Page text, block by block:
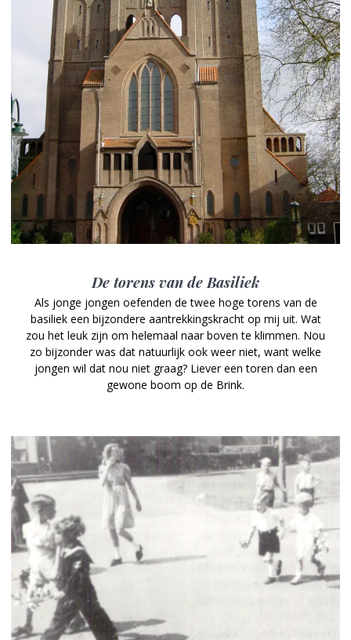
De torens van de Basiliek
Als jonge jongen oefenden de twee hoge torens van de
basiliek een bijzondere aantrekkingskracht op mij uit. Wat
zou het leuk zijn om helemaal naar boven te klimmen. Nou
zo bijzonder was dat natuurlijk ook weer niet, want welke
jongen wil dat nou niet graag? Liever een toren dan een
gewone boom op de Brink.